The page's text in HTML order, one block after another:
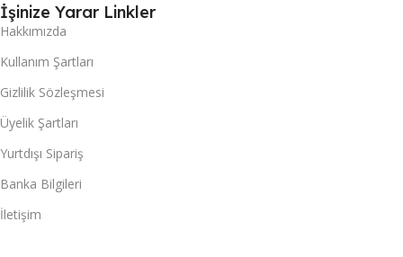
İşinize Yarar Linkler
Hakkımızda
Kullanım Şartları
Gizlilik Sözleşmesi
Üyelik Şartları
Yurtdışı Sipariş
Banka Bilgileri
İletişim